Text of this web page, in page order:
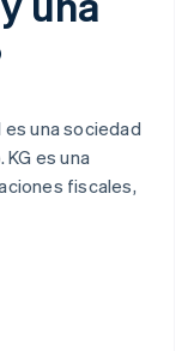
es una sociedad
KG es una
fiscales,